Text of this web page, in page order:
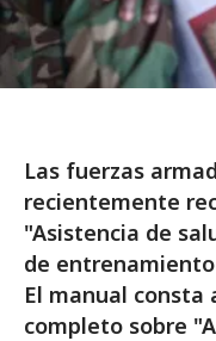
Las fuerzas
recientemente
"Asistencia de
de
El manual consta
completo sobre